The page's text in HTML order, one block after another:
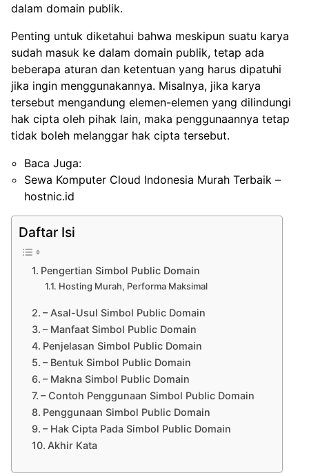
dalam domain publik.
Penting untuk diketahui bahwa meskipun suatu karya
sudah masuk ke dalam domain publik, tetap ada
beberapa aturan dan ketentuan yang harus dipatuhi
jika ingin menggunakannya. Misalnya, jika karya
tersebut mengandung elemen-elemen yang dilindungi
hak cipta oleh pihak lain, maka penggunaannya tetap
tidak boleh melanggar hak cipta tersebut.
Baca Juga:
Sewa Komputer Cloud Indonesia Murah Terbaik –
hostnic.id
Daftar Isi
Pengertian Simbol Public Domain
Hosting Murah, Performa Maksimal
– Asal-Usul Simbol Public Domain
– Manfaat Simbol Public Domain
Penjelasan Simbol Public Domain
– Bentuk Simbol Public Domain
– Makna Simbol Public Domain
– Contoh Penggunaan Simbol Public Domain
Penggunaan Simbol Public Domain
– Hak Cipta Pada Simbol Public Domain
Akhir Kata